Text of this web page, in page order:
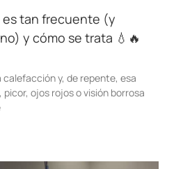
es tan frecuente (y
y cómo se trata 💧🔥
calefacción y, de repente, esa
ojos rojos o visión borrosa